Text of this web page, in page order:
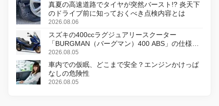
真夏の高速道路でタイヤが突然バースト!? 炎天下
のドライブ前に知っておくべき点検内容とは
2026.08.06
スズキの400ccラグジュアリースクーター
「BURGMAN（バーグマン）400 ABS」の仕様を
変更し、8月18日に発売
2026.08.05
車内での仮眠、どこまで安全？エンジンかけっぱ
なしの危険性
2026.08.05